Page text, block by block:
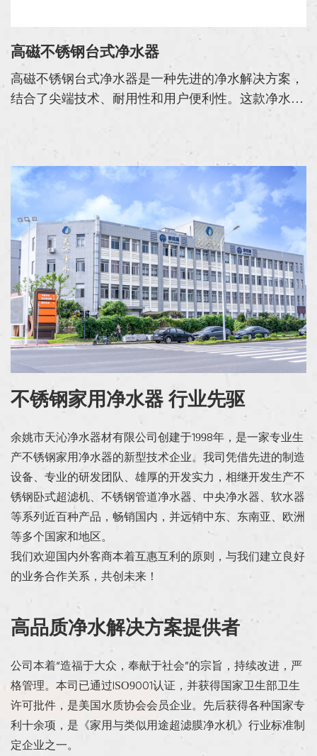
高磁不锈钢台式净水器
高磁不锈钢台式净水器是一种先进的净水解决方案，
结合了尖端技术、耐用性和用户便利性。这款净水器
不锈钢家用净水器 行业先驱
余姚市天沁净水器材有限公司创建于1998年，是一家专业生
产不锈钢家用净水器的新型技术企业。我司凭借先进的制造
设备、专业的研发团队、雄厚的开发实力，相继开发生产不
锈钢卧式超滤机、不锈钢管道净水器、中央净水器、软水器
等系列近百种产品，畅销国内，并远销中东、东南亚、欧洲
等多个国家和地区。
我们欢迎国内外客商本着互惠互利的原则，与我们建立良好
的业务合作关系，共创未来！
高品质净水解决方案提供者
公司本着“造福于大众，奉献于社会”的宗旨，持续改进，严
格管理。本司已通过ISO9001认证，并获得国家卫生部卫生
许可批件，是美国水质协会会员企业。先后获得各种国家专
利十余项，是《家用与类似用途超滤膜净水机》行业标准制
定企业之一。